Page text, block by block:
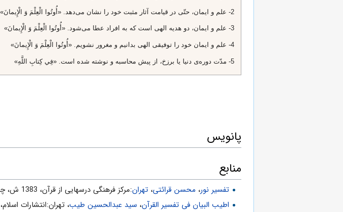
2- علم و ايمان، حتّى در قيامت آثار مثبت خود را نشان مى‌دهد. «أُوتُوا الْعِلْمَ وَ الْإِيمانَ» (عالمان مؤمن، در قيامت نيز شبهه زدايى مى‌كنند.)
3- علم و ايمان، دو هديه الهى است كه به افراد عطا مى‌شود. «أُوتُوا الْعِلْمَ وَ الْإِيمانَ»
4- علم و ايمان خود را توفيقى الهى بدانيم و مغرور نشويم. «أُوتُوا الْعِلْمَ وَ الْإِيمانَ»
5- مدّت دوره‌ى دنيا يا برزخ، از پيش محاسبه و نوشته شده است. «فِي كِتابِ اللَّهِ»
پانویس
منابع
تفسیر نور، محسن قرائتی، تهران:مركز فرهنگى درسهايى از قرآن، 1383 ش، چاپ يازدهم
اطیب البیان فی تفسیر القرآن‌، سید عبدالحسین طیب، تهران:انتشارات اسلام‌، 1378 ش‌، چاپ دوم‌